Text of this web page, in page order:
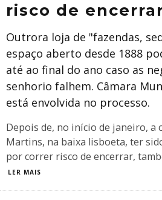
risco de
Outrora loja de "fazendas,
espaço aberto desde 1888
até ao final do ano caso as
senhorio falhem. Câmara
está envolvida no processo.
Depois de, no início de janeiro, a
Martins, na baixa lisboeta, ter
por correr risco de encerrar,
LER MAIS